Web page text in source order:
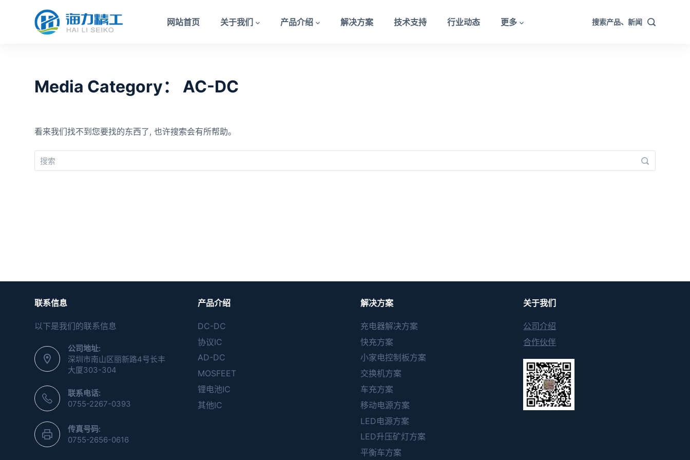
网站首页 关于我们 产品介绍 解决方案 技术支持 行业动态 更多 搜索产品、新闻
Media Category： AC-DC
看来我们找不到您要找的东西了, 也许搜索会有所帮助。
联系信息
以下是我们的联系信息
公司地址:
深圳市南山区丽新路4号长丰
大厦303-304
联系电话:
0755-2267-0393
传真号码:
0755-2656-0616
产品介绍
DC-DC
协议IC
AD-DC
MOSFEET
锂电池IC
其他IC
解决方案
充电器解决方案
快充方案
小家电控制板方案
交换机方案
车充方案
移动电源方案
LED电源方案
LED升压矿灯方案
平衡车方案
关于我们
公司介绍
合作伙伴